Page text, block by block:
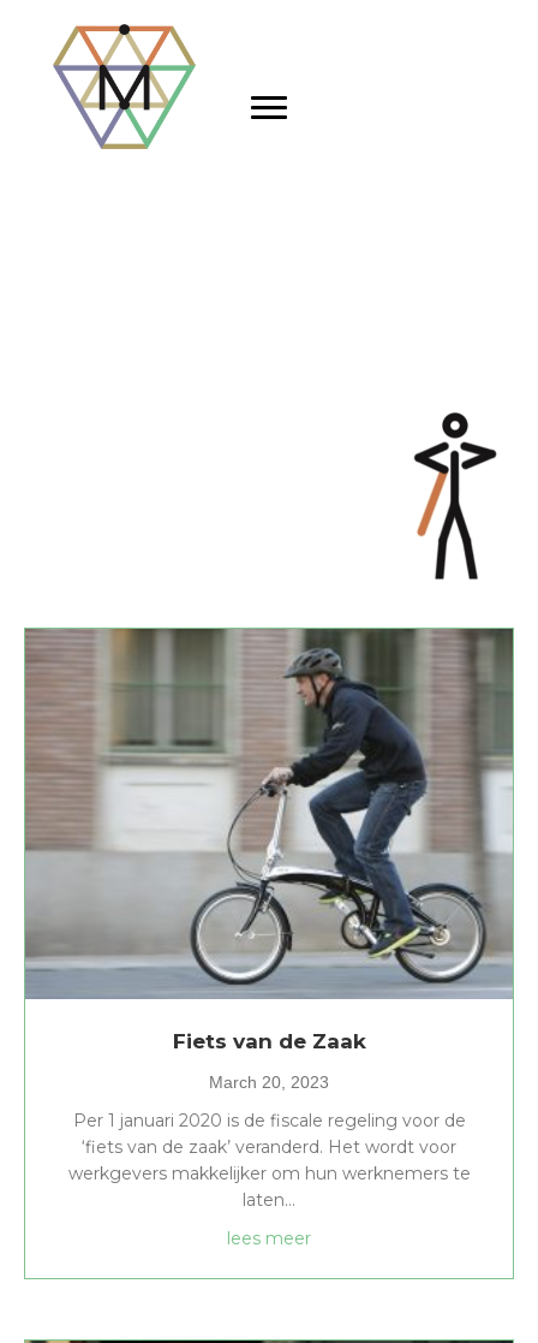
Fiets van de Zaak
March 20, 2023
Per 1 januari 2020 is de fiscale regeling voor de
‘fiets van de zaak’ veranderd. Het wordt voor
werkgevers makkelijker om hun werknemers te
laten…
lees meerabout Fiets van de Zaak